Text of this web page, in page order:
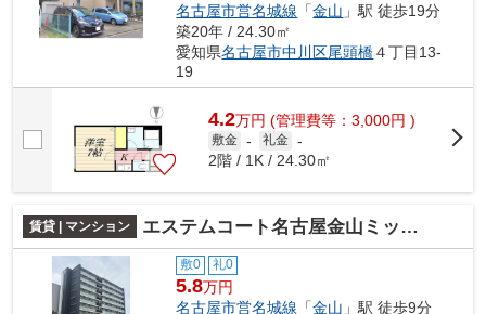
名古屋市営名城線 「金山 」駅 徒歩19分
築20年 / 24.30㎡
愛知県名古屋市中川区尾頭橋４丁目13-
19
4.2万円 (管理費等：3,000円 )
敷金 - 礼金 -
2階 / 1K / 24.30㎡
賃貸 | マンション エステムコート名古屋金山ミッドクロス
敷0 礼0
5.8万円
名古屋市営名城線 「金山 」駅 徒歩9分